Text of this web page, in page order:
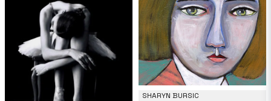
SHARYN BURSIC